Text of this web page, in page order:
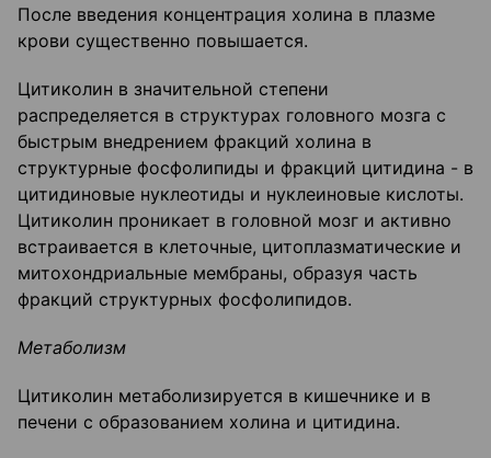
После введения концентрация холина в плазме
крови существенно повышается.
Цитиколин в значительной степени
распределяется в структурах головного мозга с
быстрым внедрением фракций холина в
структурные фосфолипиды и фракций цитидина - в
цитидиновые нуклеотиды и нуклеиновые кислоты.
Цитиколин проникает в головной мозг и активно
встраивается в клеточные, цитоплазматические и
митохондриальные мембраны, образуя часть
фракций структурных фосфолипидов.
Метаболизм
Цитиколин метаболизируется в кишечнике и в
печени с образованием холина и цитидина.